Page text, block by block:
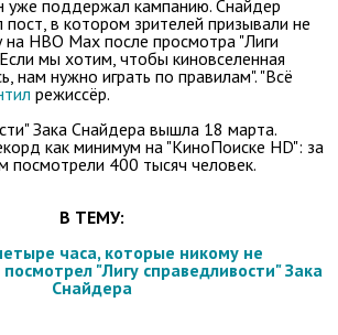
уже поддержал кампанию. Снайдер
в котором зрителей призывали не
HBO Max после просмотра "Лиги
мы хотим, чтобы киновселенная
нам нужно играть по правилам". "Всё
режиссёр.
Зака Снайдера вышла 18 марта.
как минимум на "КиноПоиске HD": за
посмотрели 400 тысяч человек.
В ТЕМУ:
часа, которые никому не
"Лигу справедливости" Зака
Снайдера